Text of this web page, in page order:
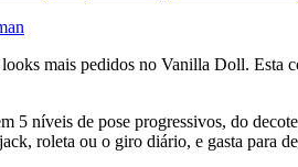
mais pedidos no Vanilla Doll. Esta
5 níveis de pose progressivos, do
roleta ou o giro diário, e gasta para